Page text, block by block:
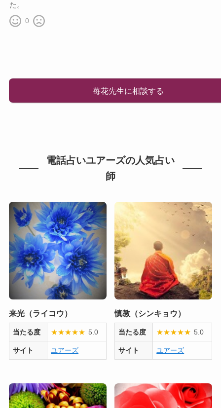
た。
0
苺花先生に相談する
電話占いユアーズの人気占い
師
来光（ライコウ）
当たる度 ★★★★★ 5.0
サイト ユアーズ
慎教（シンキョウ）
当たる度 ★★★★★ 5.0
サイト ユアーズ